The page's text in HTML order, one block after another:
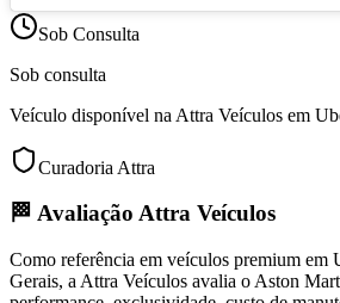
Sob Consulta
Sob consulta
Veículo disponível na Attra Veículos em
Curadoria Attra
🏁 Avaliação Attra Veículos
Como referência em veículos premium em
Gerais, a Attra Veículos avalia o Aston